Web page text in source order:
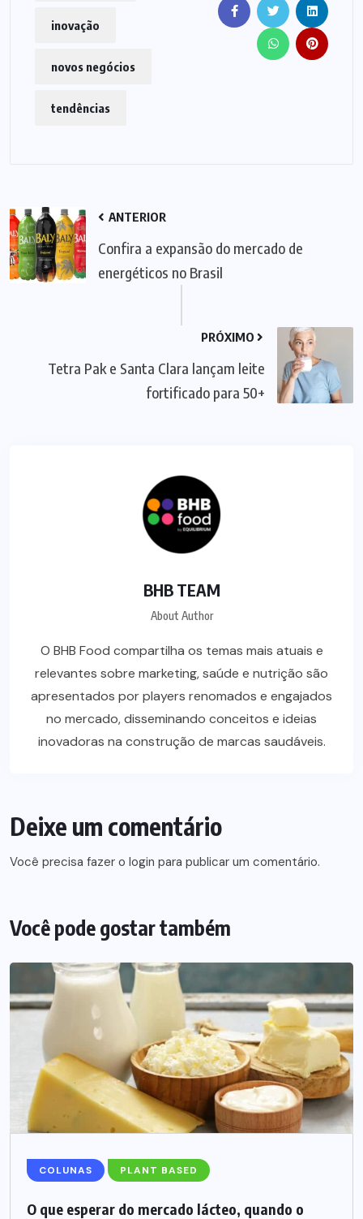
inovação
novos negócios
tendências
ANTERIOR
Confira a expansão do mercado de
energéticos no Brasil
PRÓXIMO
Tetra Pak e Santa Clara lançam leite
fortificado para 50+
BHB TEAM
About Author
O BHB Food compartilha os temas mais atuais e
relevantes sobre marketing, saúde e nutrição são
apresentados por players renomados e engajados
no mercado, disseminando conceitos e ideias
inovadoras na construção de marcas saudáveis.
Deixe um comentário
Você precisa fazer o login para publicar um comentário.
Você pode gostar também
COLUNAS PLANT BASED
O que esperar do mercado lácteo, quando o